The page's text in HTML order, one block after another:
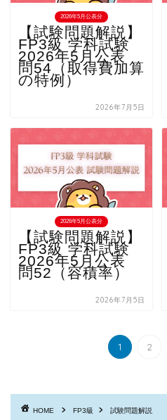
2026年5月公表分
【試験問題解説】
FP3級 学科試験
2026年5月公表
問54（取得費加算
の特例）
2026年7月5日
2026年5月公表分
【試験問題解説】
FP3級 学科試験
2026年5月公表
問52（容積率）
2026年7月5日
1 2
HOME FP3級 試験問題解説